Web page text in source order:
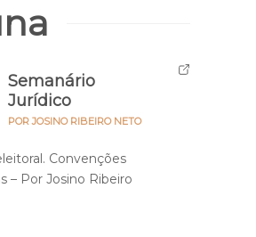
Semanário
Jurídico
POR JOSINO RIBEIRO NETO
Convenções
– Por Josino Ribeiro